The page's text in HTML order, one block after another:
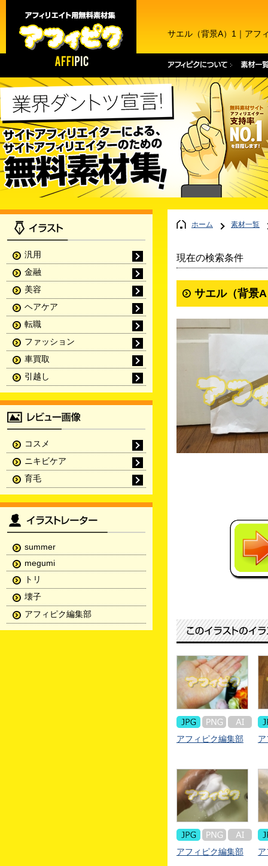
サエル（背景A）1｜アフ
ホーム 素材一覧
現在の検索条件
サエル（背景
アフィピク編集部
アフィピク編集部
汎用
金融
美容
ヘアケア
転職
ファッション
車買取
引越し
コスメ
ニキビケア
育毛
summer
megumi
トリ
壊子
アフィピク編集部